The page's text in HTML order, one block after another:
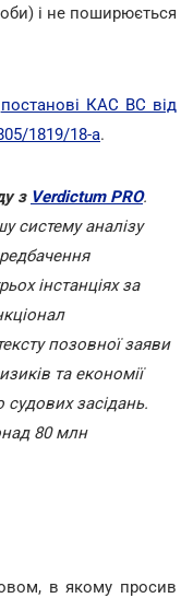
і не поширюється
постанові КАС ВС від
1819/18-а.
з Verdictum PRO.
систему аналізу
інстанціях за
позовної заяви
та економії
судових засідань.
80 млн
в якому просив